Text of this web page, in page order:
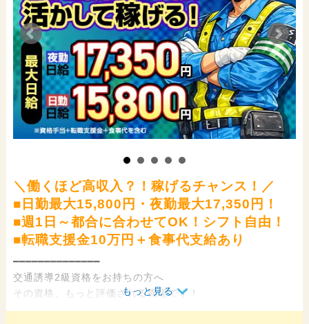
＼働くほど高収入？！稼げるチャンス！／
■日勤最大15,800円・夜勤最大17,350円！
■週1日～都合に合わせてOK！シフト自由！
■転職支援金10万円＋食事代支給あり
━━━━━━━━━━━━━━
交通誘導2級資格をお持ちの方へ
その資格、もっと評価される職場です！
━━━━━━━━━━━━━━
もっと見る